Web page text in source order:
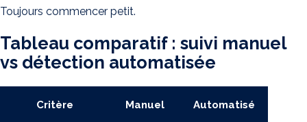
Toujours commencer petit.
Tableau comparatif : suivi manuel
vs détection automatisée
Critère Manuel Automatisé